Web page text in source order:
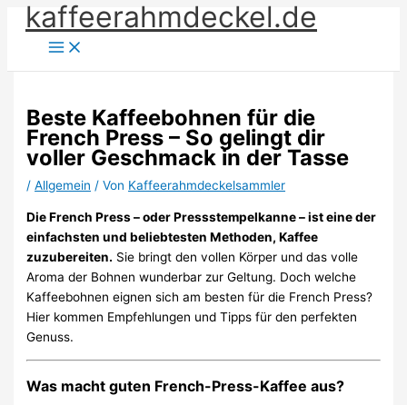
Zum
Inhalt
springen
kaffeerahmdeckel.de
Beste Kaffeebohnen für die
French Press – So gelingt dir
voller Geschmack in der Tasse
/Allgemein / Von Kaffeerahmdeckelsammler
Die French Press – oder Pressstempelkanne – ist eine der
einfachsten und beliebtesten Methoden, Kaffee
zuzubereiten. Sie bringt den vollen Körper und das volle
Aroma der Bohnen wunderbar zur Geltung. Doch welche
Kaffeebohnen eignen sich am besten für die French Press?
Hier kommen Empfehlungen und Tipps für den perfekten
Genuss.
Was macht guten French-Press-Kaffee aus?